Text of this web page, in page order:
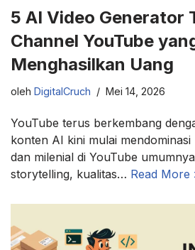
5 AI Video Generator
Channel YouTube
Menghasilkan Uang
oleh DigitalCruch Mei 14, 2026
YouTube terus berkembang
konten AI kini mulai mendominasi
dan milenial di YouTube
storytelling, kualitas… Read More